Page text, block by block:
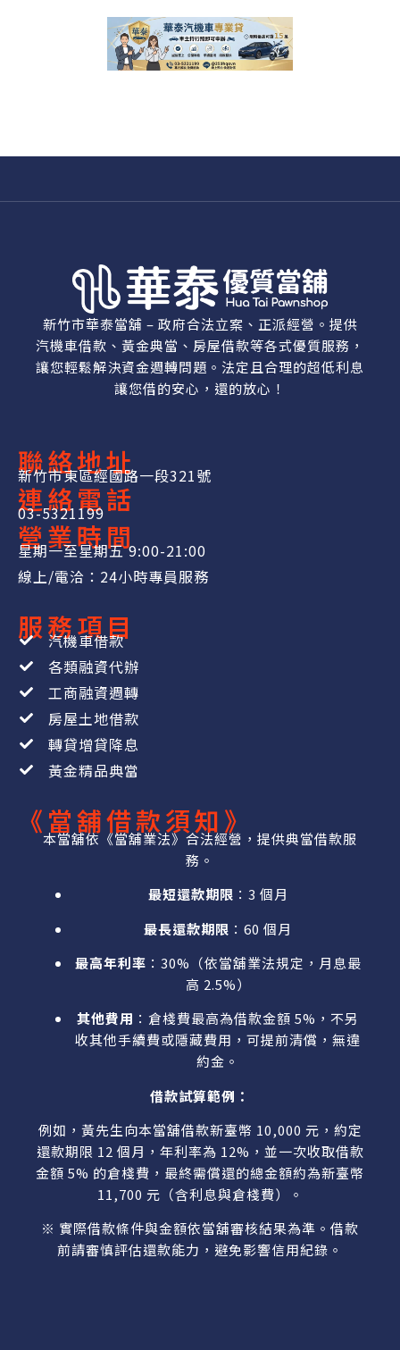
新竹市華泰當舖 – 政府合法立案、正派經營。提供
汽機車借款、黃金典當、房屋借款等各式優質服務，
讓您輕鬆解決資金週轉問題。法定且合理的超低利息
讓您借的安心，還的放心！
聯絡地址
新竹市東區經國路一段321號
連絡電話
03-5321199
營業時間
星期一至星期五 9:00-21:00
線上/電洽：24小時專員服務
服務項目
汽機車借款
各類融資代辦
工商融資週轉
房屋土地借款
轉貸增貸降息
黃金精品典當
《當舖借款須知》
本當舖依《當舖業法》合法經營，提供典當借款服
務。
最短還款期限 ：3 個月
最長還款期限 ：60 個月
最高年利率 ：30%（依當舖業法規定，月息最
高 2.5%）
其他費用 ：倉棧費最高為借款金額 5%，不另
收其他手續費或隱藏費用，可提前清償，無違
約金。
借款試算範例：
例如，黃先生向本當舖借款新臺幣 10,000 元，約定
還款期限 12 個月，年利率為 12%，並一次收取借款
金額 5% 的倉棧費，最終需償還的總金額約為新臺幣
11,700 元（含利息與倉棧費）。
※ 實際借款條件與金額依當舖審核結果為準。借款
前請審慎評估還款能力，避免影響信用紀錄。